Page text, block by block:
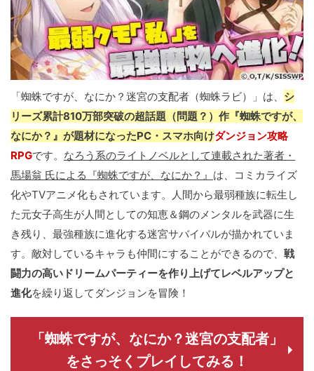
「蜘蛛ですが、なにか？迷宮の支配者（蜘蛛ラビ）」は、 シ
リーズ累計810万部突破の超話題（問題？）作『蜘蛛ですが、
なにか？』が題材になったPC・スマホ向けダンジョン攻略
RPGです。 なろう系のライトノベルとして連載された著者・
馬場翁 氏による『蜘蛛ですが、なにか？』 は、コミカライズ
化やTVアニメ化もされています。人間から最弱種族に転生し
た元女子高生が人間としての知恵＆鋼のメンタルを武器に生
き残り、最強種族に進化する迷宮サバイバルが描かれていま
す。敵対しているキャラも仲間にすることができるので、 戦
闘力の高いドリームパーティーを作り上げてレベルアップと
進化を繰り返してダンジョンを冒険！
「蜘蛛ですが、なにか？迷宮の支配者」
をさっそくプレイしてみる！